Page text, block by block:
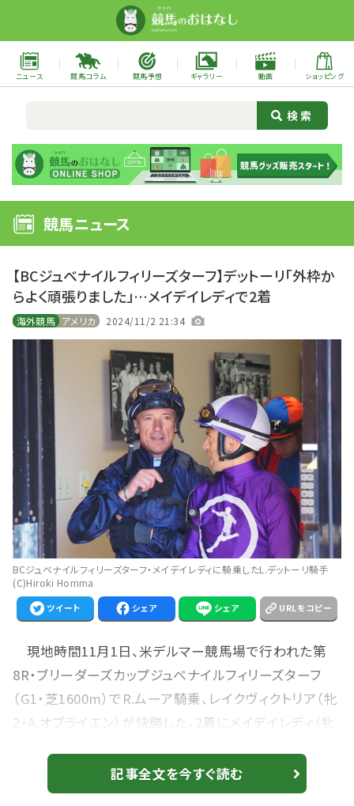
ニュース 競馬コラム 競馬予想 ギャラリー 動画 ショッピング
競馬ニュース
【BCジュベナイルフィリーズターフ】デットーリ「外枠か
らよく頑張りました」…メイデイレディで2着
海外競馬 アメリカ 2024/11/2 21:34
BCジュベナイルフィリーズターフ・メイデイレディに騎乗したL.デットーリ騎手
(C)Hiroki Homma
ツイート シェア シェア URLをコピー
現地時間11月1日、米デルマー競馬場で行われた第
8R・ブリーダーズカップジュベナイルフィリーズターフ
（G1・芝1600m）でR.ムーア騎乗、レイクヴィクトリア（牝
2・A.オブライエン）が快勝した。2着にメイデイレディ（牝
入った。勝ちタイムは1:34.28（良）。 断然人気に推さ
れたレイクヴィクトリアが無傷の5連勝でG1を3勝目をマ
記事全文を今すぐ読む